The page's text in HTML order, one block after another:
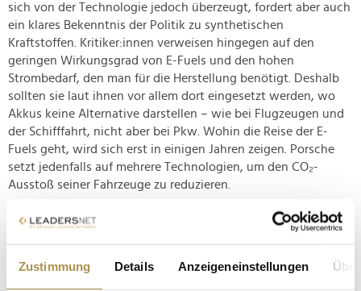
Zustimmung Details Anzeigeneinstellungen
sich von der Technologie jedoch überzeugt, fordert aber auch
ein klares Bekenntnis der Politik zu synthetischen
Kraftstoffen. Kritiker:innen verweisen hingegen auf den
geringen Wirkungsgrad von E-Fuels und den hohen
Strombedarf, den man für die Herstellung benötigt. Deshalb
sollten sie laut ihnen vor allem dort eingesetzt werden, wo
Akkus keine Alternative darstellen – wie bei Flugzeugen und
der Schifffahrt, nicht aber bei Pkw. Wohin die Reise der E-
Fuels geht, wird sich erst in einigen Jahren zeigen. Porsche
setzt jedenfalls auf mehrere Technologien, um den CO₂-
Ausstoß seiner Fahrzeuge zu reduzieren.
Breit aufgestellt in die (elektrische) Zukunft
an der Elektrifizierungsstrategie festhält, dabei aber auf
unterschiedliche Antriebsvarianten setzt. Damit können auch